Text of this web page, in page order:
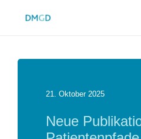
21. Oktober 2025
Neue